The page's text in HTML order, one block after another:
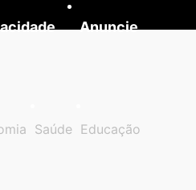
Anuncie
Saúde Educação